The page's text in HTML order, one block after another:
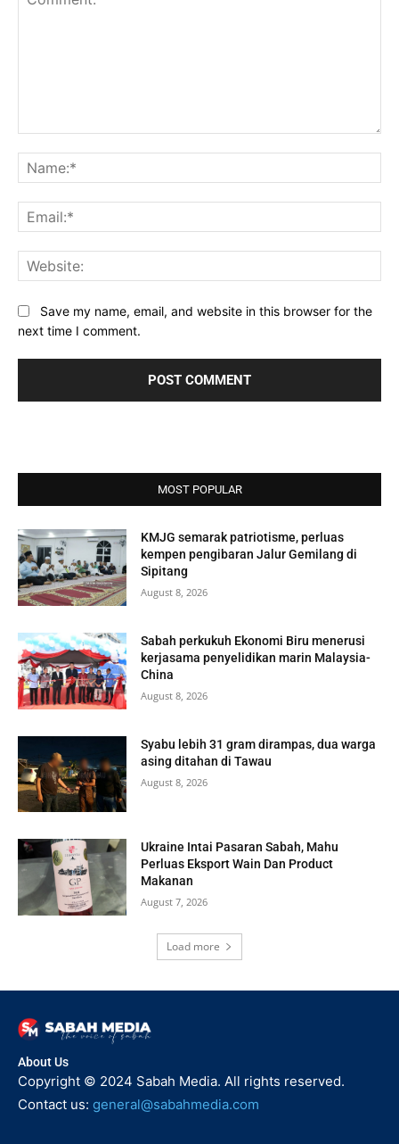
Save my name, email, and website in this browser for the
next time I comment.
MOST POPULAR
KMJG semarak patriotisme, perluas
kempen pengibaran Jalur Gemilang di
Sipitang
August 8, 2026
Sabah perkukuh Ekonomi Biru menerusi
kerjasama penyelidikan marin Malaysia-
China
August 8, 2026
Syabu lebih 31 gram dirampas, dua warga
asing ditahan di Tawau
August 8, 2026
Ukraine Intai Pasaran Sabah, Mahu
Perluas Eksport Wain Dan Product
Makanan
August 7, 2026
Load more
About Us
Copyright © 2024 Sabah Media. All rights reserved.
Contact us: general@sabahmedia.com